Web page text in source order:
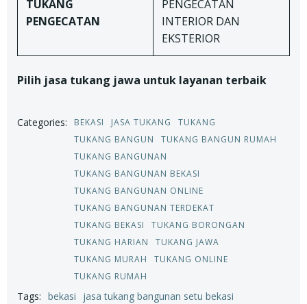
TUKANG
PENGECATAN
PENGECATAN
INTERIOR DAN
EKSTERIOR
Pilih jasa tukang jawa untuk layanan terbaik
Categories: BEKASI JASA TUKANG
TUKANG
TUKANG BANGUN
TUKANG BANGUN RUMAH
TUKANG BANGUNAN
TUKANG BANGUNAN BEKASI
TUKANG BANGUNAN ONLINE
TUKANG BANGUNAN TERDEKAT
TUKANG BEKASI
TUKANG BORONGAN
TUKANG HARIAN
TUKANG JAWA
TUKANG MURAH
TUKANG ONLINE
TUKANG RUMAH
Tags: bekasi
jasa tukang bangunan setu bekasi